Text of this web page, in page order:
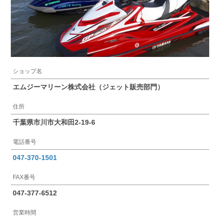
ショップ名
エムジーマリーン株式会社（ジェット販売部門）
住所
千葉県市川市大和田2-19-6
電話番号
047-370-1501
FAX番号
047-377-6512
営業時間